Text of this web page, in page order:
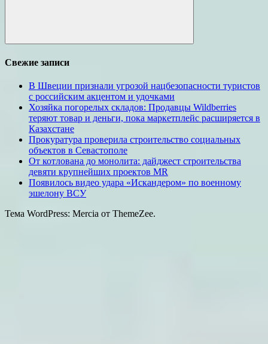
Поиск
Свежие записи
В Швеции признали угрозой нацбезопасности туристов
с российским акцентом и удочками
Хозяйка погорелых складов: Продавцы Wildberries
теряют товар и деньги, пока маркетплейс расширяется в
Казахстане
Прокуратура проверила строительство социальных
объектов в Севастополе
От котлована до монолита: дайджест строительства
девяти крупнейших проектов MR
Появилось видео удара «Искандером» по военному
эшелону ВСУ
Тема WordPress: Mercia от ThemeZee.